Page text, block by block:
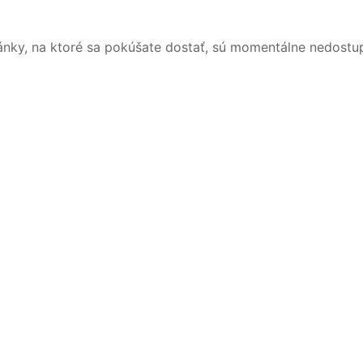
na ktoré sa pokúšate dostať, sú momentálne